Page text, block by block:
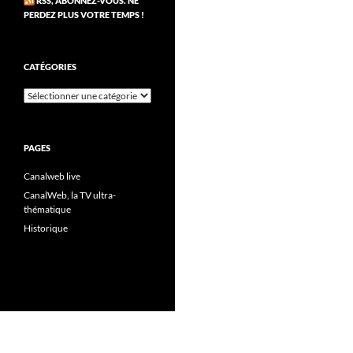
PERDEZ PLUS VOTRE TEMPS !
CATÉGORIES
Catégories
PAGES
Canalweb live
CanalWeb, la TV ultra-
thématique
Historique